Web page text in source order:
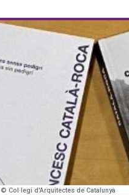
© Col·legi d'Arquitectes de Catalunya